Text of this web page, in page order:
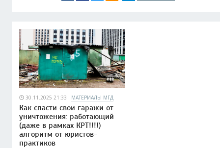
30.11.2025 21:33 МАТЕРИАЛЫ МГД
Как спасти свои гаражи от
уничтожения: работающий
(даже в рамках КРТ!!!!)
алгоритм от юристов-
практиков